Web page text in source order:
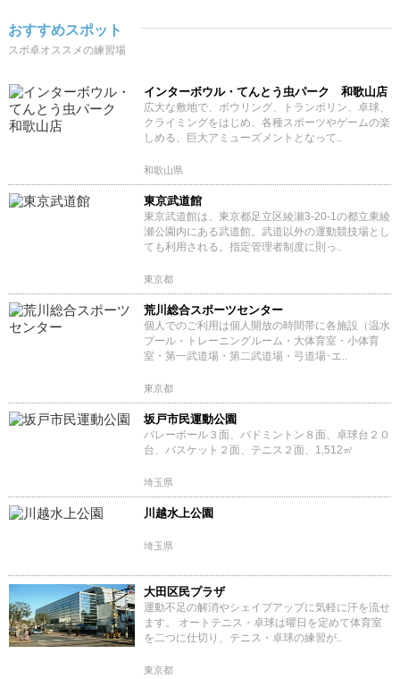
おすすめスポット
スポ卓オススメの練習場
インターボウル・てんとう虫パーク 和歌山店
広大な敷地で、ボウリング、トランポリン、卓球、
クライミングをはじめ、各種スポーツやゲームの楽
しめる、巨大アミューズメントとなって..
和歌山県
東京武道館
東京武道館は、東京都足立区綾瀬3-20-1の都立東綾
瀬公園内にある武道館。武道以外の運動競技場とし
ても利用される。指定管理者制度に則っ..
東京都
荒川総合スポーツセンター
個人でのご利用は個人開放の時間帯に各施設（温水
プール・トレーニングルーム・大体育室・小体育
室・第一武道場・第二武道場・弓道場･エ..
東京都
坂戸市民運動公園
バレーボール３面、バドミントン８面、卓球台２０
台、バスケット２面、テニス２面、1,512㎡
埼玉県
川越水上公園
埼玉県
大田区民プラザ
運動不足の解消やシェイプアップに気軽に汗を流せ
ます。 オートテニス・卓球は曜日を定めて体育室
を二つに仕切り、テニス・卓球の練習が..
東京都